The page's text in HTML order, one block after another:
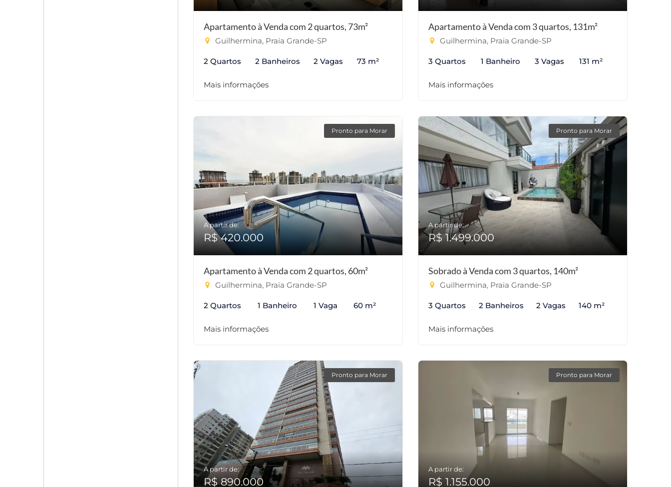
Apartamento à Venda com 2 quartos, 73m²
Guilhermina, Praia Grande-SP
2 Quartos 2 Banheiros 2 Vagas 73 m²
Mais informações
Apartamento à Venda com 3 quartos, 131m²
Guilhermina, Praia Grande-SP
3 Quartos 1 Banheiro 3 Vagas 131 m²
Mais informações
Pronto para Morar
A partir de:
R$ 420.000
Apartamento à Venda com 2 quartos, 60m²
Guilhermina, Praia Grande-SP
2 Quartos 1 Banheiro 1 Vaga 60 m²
Mais informações
Pronto para Morar
A partir de:
R$ 1.499.000
Sobrado à Venda com 3 quartos, 140m²
Guilhermina, Praia Grande-SP
3 Quartos 2 Banheiros 2 Vagas 140 m²
Mais informações
Pronto para Morar
A partir de:
R$ 890.000
Pronto para Morar
A partir de:
R$ 1.155.000